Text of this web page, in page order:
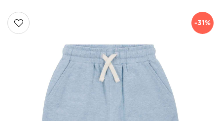
КАТАЛОГ
050 187 33 33
Графік роботи з 9:00 до 21:00
КОНТАКТИ
-31%